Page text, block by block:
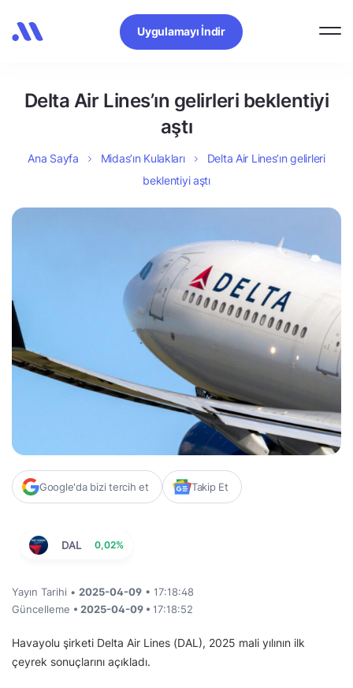
Uygulamayı İndir
Delta Air Lines’ın gelirleri beklentiyi
aştı
Ana Sayfa Midas’ın Kulakları
Delta Air Lines’ın gelirleri
beklentiyi aştı
Google'da bizi tercih et Takip Et
DAL 0,02%
Yayın Tarihi • 2025-04-09 • 17:18:48
Güncelleme • 2025-04-09 • 17:18:52
Havayolu şirketi Delta Air Lines (DAL), 2025 mali yılının ilk
çeyrek sonuçlarını açıkladı.